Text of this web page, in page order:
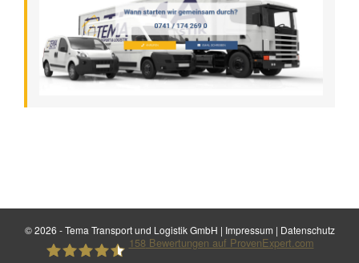
©2026 - Tema Transport und Logistik GmbH | Impressum | Datenschutz
158Bewertungen auf ProvenExpert.com